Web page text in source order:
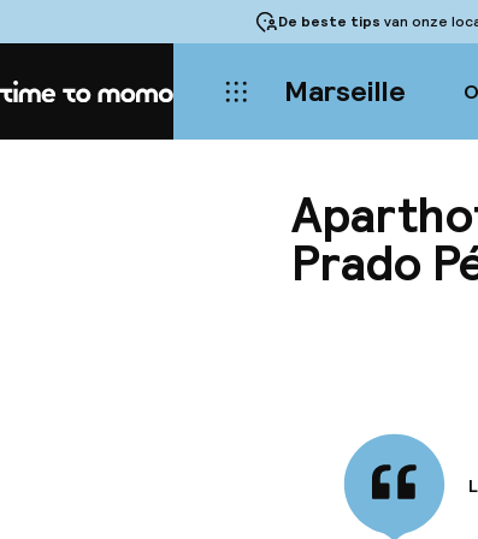
De beste tips van onze
Home Marseille
Prado